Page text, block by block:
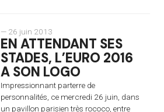
— 26 juin 2013
EN ATTENDANT SES
STADES, L’EURO 2016
A SON LOGO
Impressionnant parterre de
personnalités, ce mercredi 26 juin, dans
un pavillon parisien très rococo, entre